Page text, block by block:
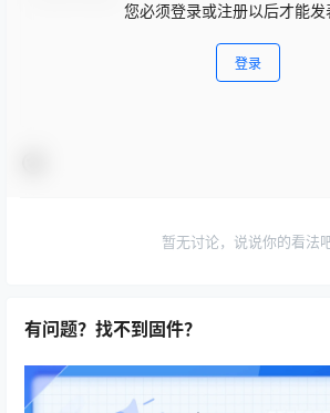
您必须登录或注册以后才能发
登录
暂无讨论，说说你的看法
有问题？找不到固件？